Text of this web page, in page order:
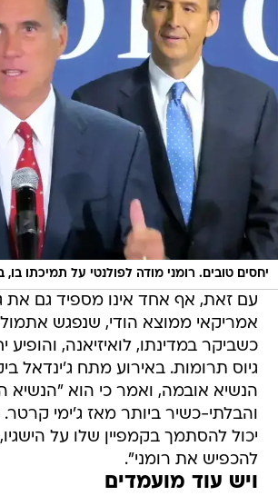
יחסים טובים. רומני מודה לפולנטי על תמיכתו
עם זאת, אף אחד אינו מספיד גם את
אמריקאי ממוצא הודי, שנפגש אתמול
כשביקר במדינתו, לואיזיאנה, והופיע
גיוס תרומות. באירוע מתח ג'ינדאל
הנשיא אובמה, ואמר כי הוא "הנשיא
והבלתי-כשיר ביותר מאז ג'ימי
יכול להסתמך בקמפיין שלו על
להכפיש את רומני".
ויש עוד מועמדים